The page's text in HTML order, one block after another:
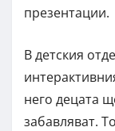
презентации.
В детския
него децата
забавляват.